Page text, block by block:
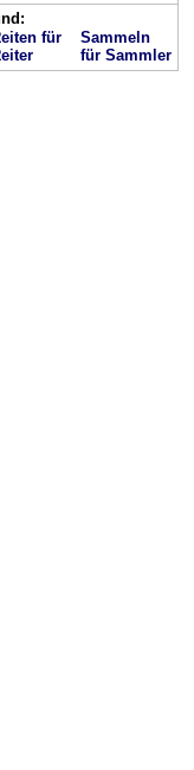
für
Sammeln
für Sammler